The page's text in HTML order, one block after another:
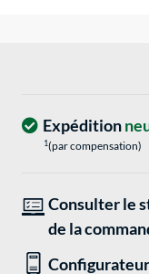
Expédition
1(par compensation)
Consulter le
de la